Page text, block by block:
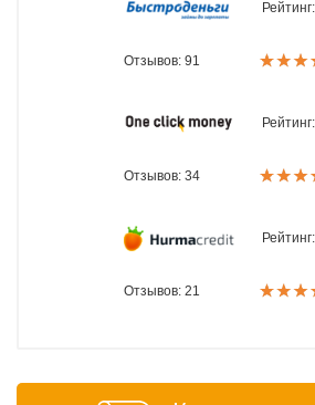
Рейтинг:
Отзывов: 91
Рейтинг:
Отзывов: 34
Рейтинг:
Отзывов: 21